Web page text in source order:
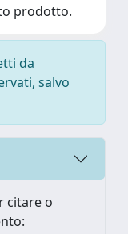
prodotto.
da
salvo
citare o